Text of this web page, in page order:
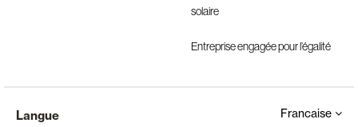
solaire
Entreprise engagée pour l’égalité
Langue Francaise